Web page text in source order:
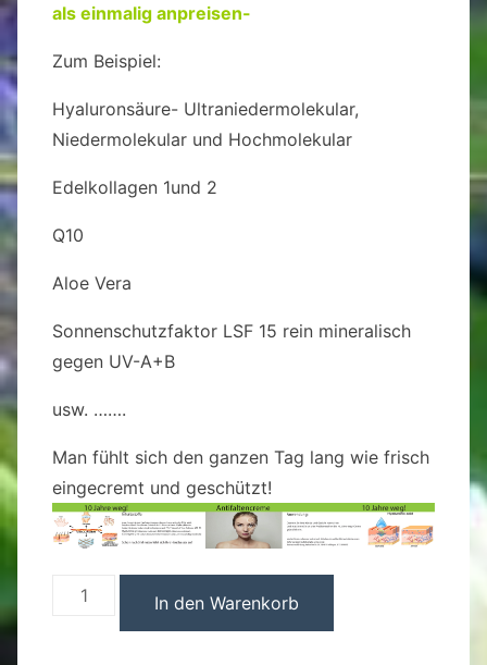
als einmalig anpreisen-
Zum Beispiel:
Hyaluronsäure- Ultraniedermolekular,
Niedermolekular und Hochmolekular
Edelkollagen 1und 2
Q10
Aloe Vera
Sonnenschutzfaktor LSF 15 rein mineralisch
gegen UV-A+B
usw. …….
Man fühlt sich den ganzen Tag lang wie frisch
eingecremt und geschützt!
In den Warenkorb